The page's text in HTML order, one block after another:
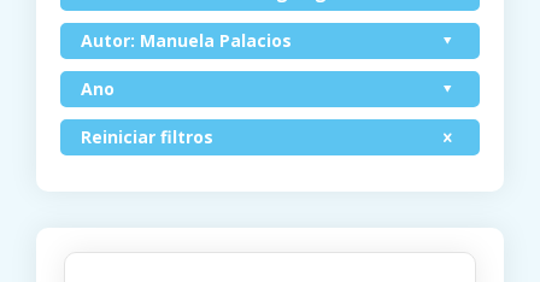
Autor: Manuela Palacios
Ano
Reiniciar filtros